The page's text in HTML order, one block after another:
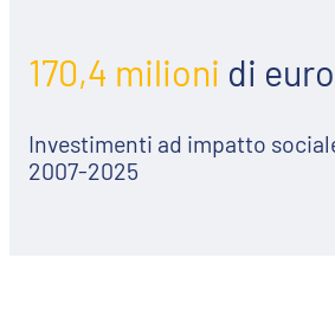
170,4 milioni di euro
Investimenti ad impatto
2007-2025